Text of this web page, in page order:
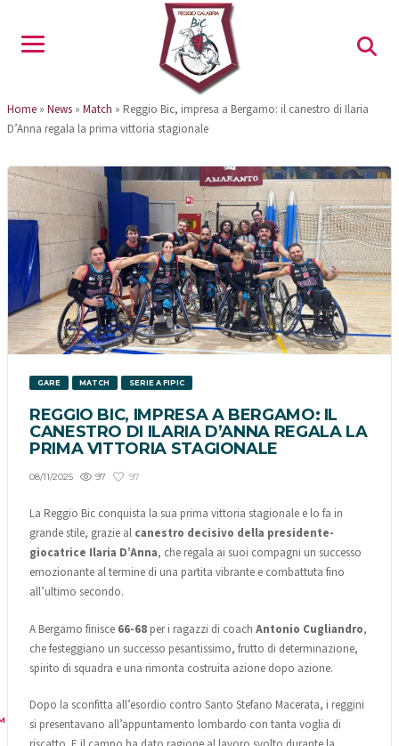
Home » News » Match » Reggio Bic, impresa a Bergamo: il canestro di Ilaria
D’Anna regala la prima vittoria stagionale
GARE MATCH SERIE A FIPIC
REGGIO BIC, IMPRESA A BERGAMO: IL
CANESTRO DI ILARIA D’ANNA REGALA LA
PRIMA VITTORIA STAGIONALE
08/11/2025 97 97
La Reggio Bic conquista la sua prima vittoria stagionale e lo fa in
grande stile, grazie al canestro decisivo della presidente-
giocatrice Ilaria D’Anna, che regala ai suoi compagni un successo
emozionante al termine di una partita vibrante e combattuta fino
all’ultimo secondo.
A Bergamo finisce 66-68 per i ragazzi di coach Antonio Cugliandro,
che festeggiano un successo pesantissimo, frutto di determinazione,
spirito di squadra e una rimonta costruita azione dopo azione.
Dopo la sconfitta all’esordio contro Santo Stefano Macerata, i reggini
si presentavano all’appuntamento lombardo con tanta voglia di